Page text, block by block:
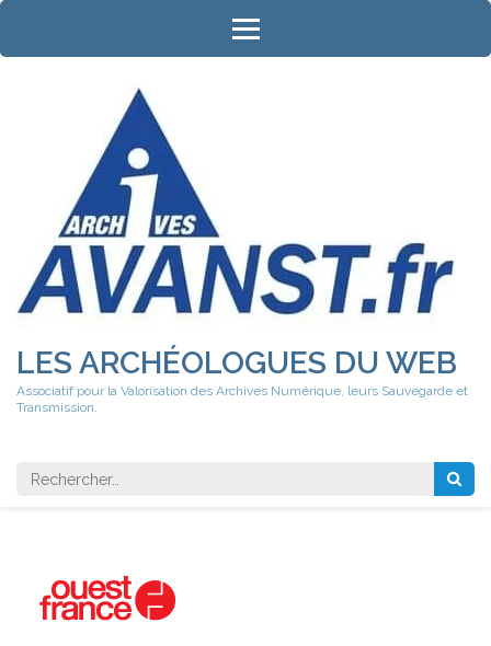
Aller
contenu
LES ARCHÉOLOGUES DU WEB
Associatif pour la Valorisation des Archives Numérique, leurs Sauvegarde et
Transmission.
Rechercher